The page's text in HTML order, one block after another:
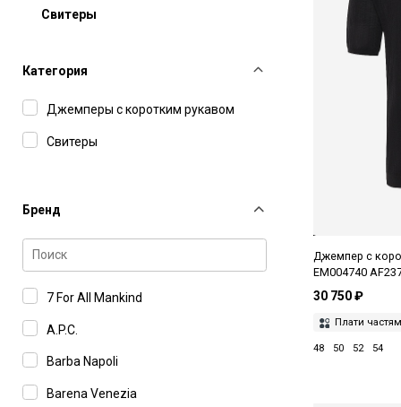
Свитеры
Категория
Джемперы с коротким рукавом
Свитеры
Бренд
7 For All Mankind
A.P.C.
Barba Napoli
Barena Venezia
Джемпер с
EM004740
30 750 ₽
Плати
48 50 52 54